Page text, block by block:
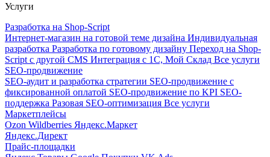
Услуги
Разработка на Shop-Script
Интернет-магазин на готовой теме дизайна Индивидуальная
разработка Разработка по готовому дизайну Переход на Shop-
Script с другой CMS Интеграция с 1С, Мой Склад Все услуги
SEO-продвижение
SEO-аудит и разработка стратегии SEO-продвижение с
фиксированной оплатой SEO-продвижение по KPI SEO-
поддержка Разовая SEO-оптимизация Все услуги
Маркетплейсы
Ozon Wildberries Яндекс.Маркет
Яндекс.Директ
Прайс-площадки